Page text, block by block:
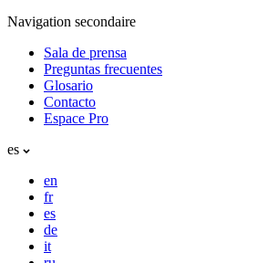
Navigation secondaire
Sala de prensa
Preguntas frecuentes
Glosario
Contacto
Espace Pro
es
en
fr
es
de
it